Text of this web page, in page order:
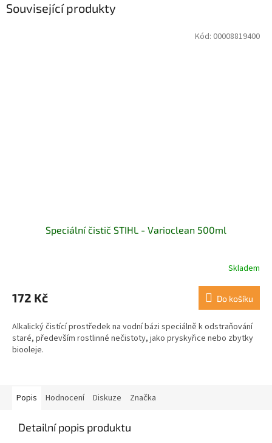
Související produkty
Speciální čistič STIHL - Varioclean 500ml
Skladem
172 Kč Do košíku
Alkalický čistící prostředek na vodní bázi speciálně k odstraňování
staré, především rostlinné nečistoty, jako pryskyřice nebo zbytky
biooleje.
Kód: 00008819400
Popis Hodnocení Diskuze Značka
Detailní popis produktu